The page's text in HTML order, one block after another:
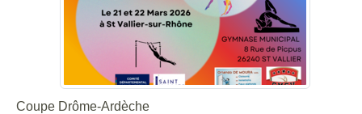
Coupe Drôme-Ardèche